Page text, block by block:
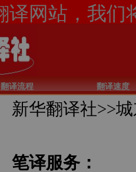
翻译流程 翻译速度
新华翻译社>>
笔译服务：